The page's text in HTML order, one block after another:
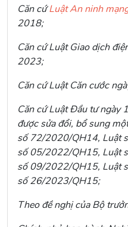
Căn cứLuật An ninh
2018;
Căn cứ Luật Giao dịch
2023;
Căn cứ Luật Căn cước
Căn cứ Luật Đầu tư ngày
được sửa đổi, bổ sung
số 72/2020/QH14, Luật
số 05/2022/QH15, Luật
số 09/2022/QH15, Luật
số 26/2023/QH15;
Theo đề nghị của Bộ